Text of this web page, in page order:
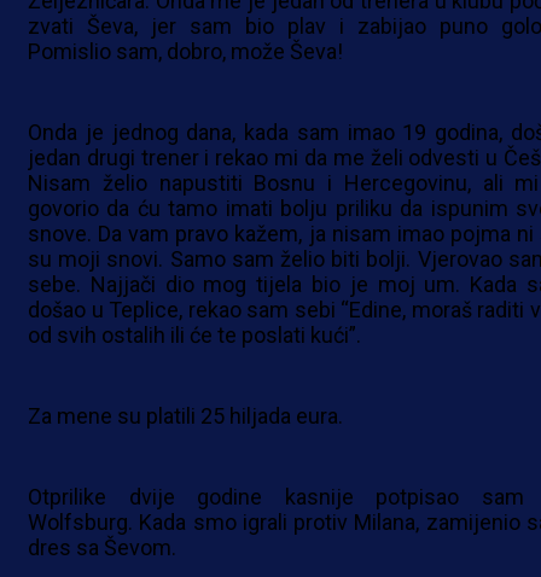
zvati Ševa, jer sam bio plav i zabijao puno
Pomislio sam, dobro, može Ševa!
Onda je jednog dana, kada sam imao 19 godina,
jedan drugi trener i rekao mi da me želi odvesti u
Nisam želio napustiti Bosnu i Hercegovinu, ali
govorio da ću tamo imati bolju priliku da ispunim
snove. Da vam pravo kažem, ja nisam imao pojma ni
su moji snovi. Samo sam želio biti bolji. Vjerovao
sebe. Najjači dio mog tijela bio je moj um. Kada
došao u Teplice, rekao sam sebi “Edine, moraš raditi
od svih ostalih ili će te poslati kući”.
Za mene su platili 25 hiljada eura.
Otprilike dvije godine kasnije potpisao sam
Wolfsburg. Kada smo igrali protiv Milana, zamijenio
dres sa Ševom.